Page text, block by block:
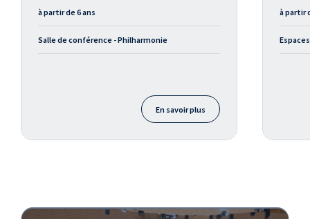
à partir de 6 ans
Salle de conférence - Philharmonie
En savoir plus
à partir